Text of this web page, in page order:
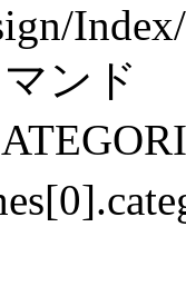
ンド